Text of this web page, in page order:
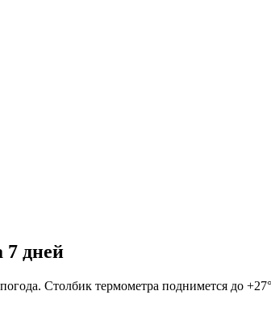
7 дней
Столбик термометра поднимется до